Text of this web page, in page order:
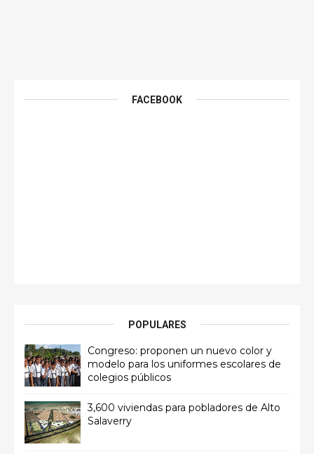
FACEBOOK
POPULARES
Congreso: proponen un nuevo color y
modelo para los uniformes escolares de
colegios públicos
3,600 viviendas para pobladores de Alto
Salaverry